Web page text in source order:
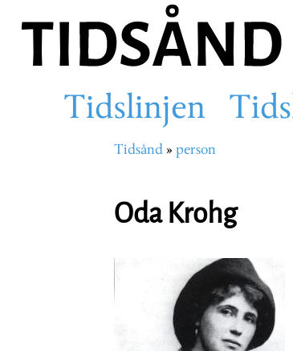
hovedinnhold
Main
navigation
Tidslinjen
Navigasjonssti
Tidsånd person
Oda Krohg
Portrettbilde